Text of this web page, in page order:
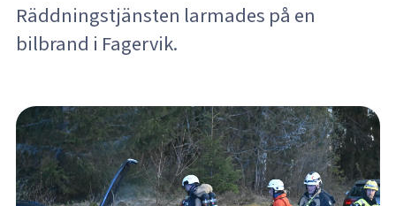
Räddningstjänsten larmades på en
bilbrand i Fagervik.